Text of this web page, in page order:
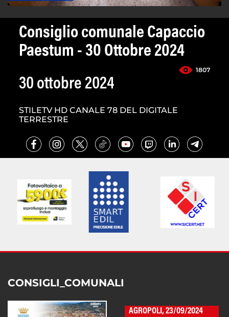
Consiglio comunale Capaccio
Paestum - 30 Ottobre 2024
1807
30 ottobre 2024
STILETV HD CANALE 78 DEL DIGITALE
TERRESTRE
CONSIGLI_COMUNALI
AGROPOLI, 23/09/2024